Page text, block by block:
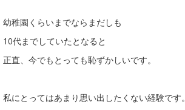
幼稚園くらいまでならまだしも
10代までしていたとなると
正直、今でもとっても恥ずかしいです。
私にとってはあまり思い出したくない経験です。